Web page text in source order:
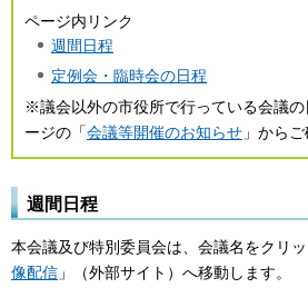
ページ内リンク
週間日程
定例会・臨時会の日程
※議会以外の市役所で行っている会議
ージの「会議等開催のお知らせ 」から
週間日程
本会議及び特別委員会は、会議名をクリ
像配信 」（外部サイト）へ移動します。